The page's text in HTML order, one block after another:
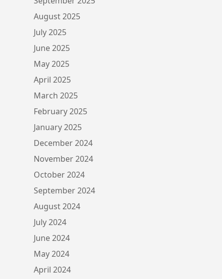
August 2025
July 2025
June 2025
May 2025
April 2025
March 2025
February 2025
January 2025
December 2024
November 2024
October 2024
September 2024
August 2024
July 2024
June 2024
May 2024
April 2024